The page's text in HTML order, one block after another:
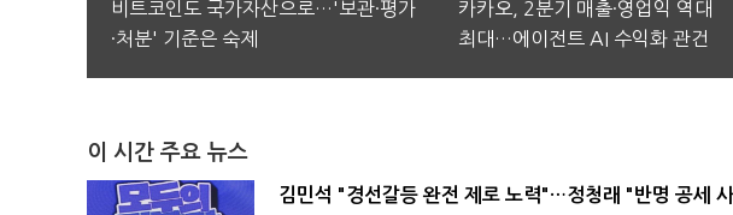
비트코인도 국가자산으로…'보관·평가
·처분' 기준은 숙제
카카오, 2분기 매출·영업익 역대
최대…에이전트 AI 수익화 관건
이 시간 주요 뉴스
김민석 "경선갈등 완전 제로 노력"…정청래 "반명 공세